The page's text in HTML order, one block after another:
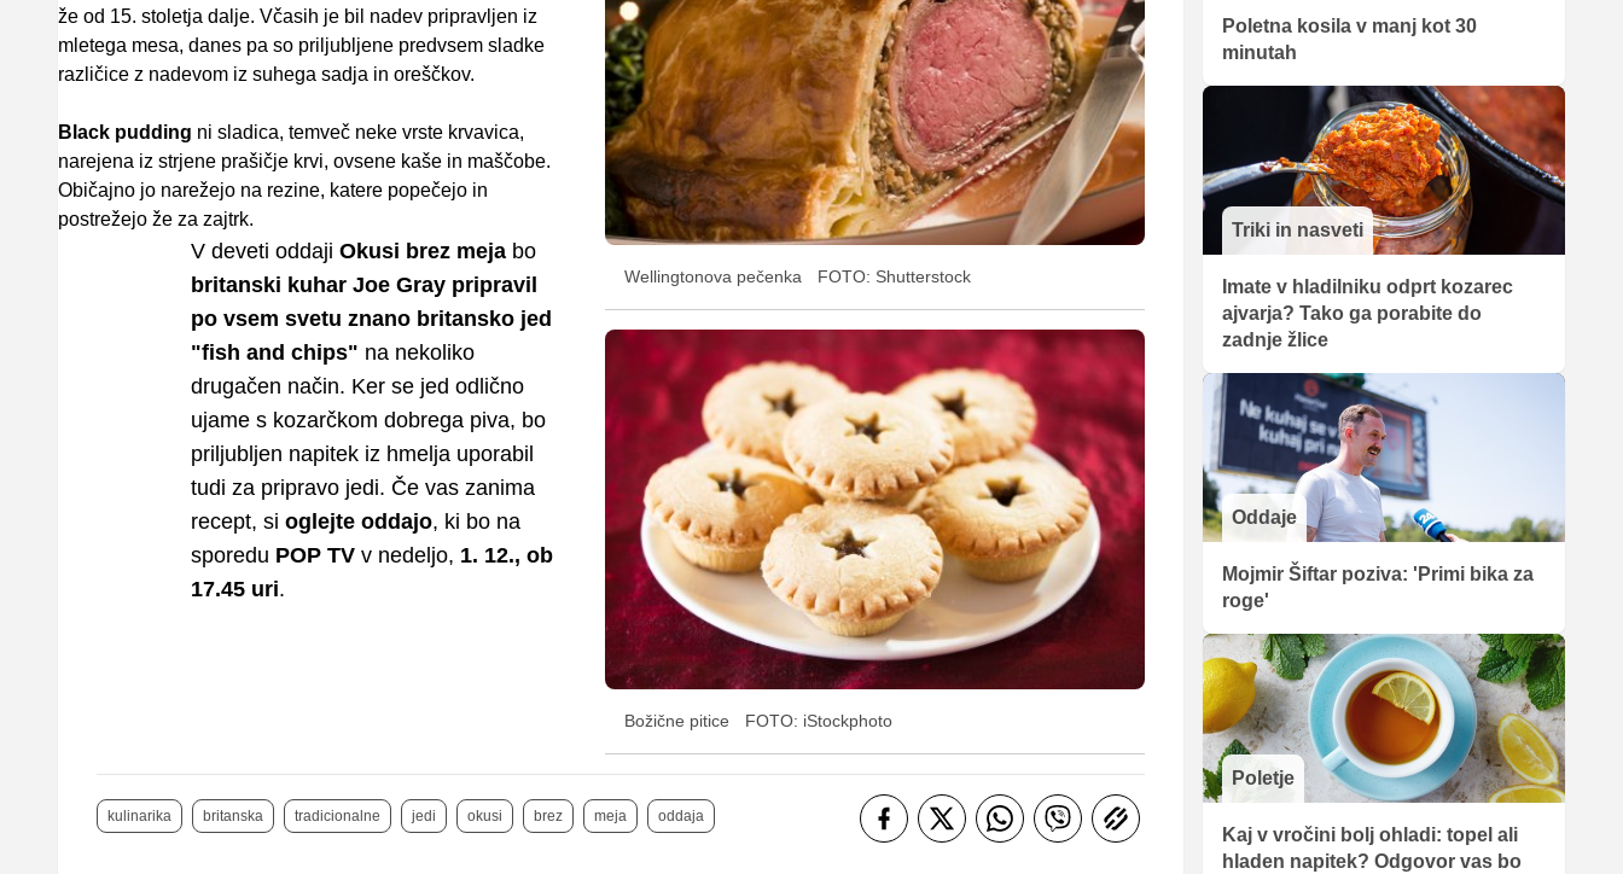
Wellingtonova pečenka FOTO: Shutterstock
Božične pitice FOTO: iStockphoto
že od 15. stoletja dalje. Včasih je bil nadev pripravljen iz
mletega mesa, danes pa so priljubljene predvsem sladke
različice z nadevom iz suhega sadja in oreščkov.
Black pudding ni sladica, temveč neke vrste krvavica,
narejena iz strjene prašičje krvi, ovsene kaše in maščobe.
Običajno jo narežejo na rezine, katere popečejo in
postrežejo že za zajtrk.
V deveti oddaji Okusi brez meja bo
britanski kuhar Joe Gray pripravil
po vsem svetu znano britansko jed
"fish and chips" na nekoliko
drugačen način. Ker se jed odlično
ujame s kozarčkom dobrega piva, bo
priljubljen napitek iz hmelja uporabil
tudi za pripravo jedi. Če vas zanima
recept, si oglejte oddajo, ki bo na
sporedu POP TV v nedeljo, 1. 12., ob
17.45 uri.
kulinarika britanska tradicionalne jedi okusi brez meja oddaja
Poletna kosila v manj kot 30
minutah
Triki in nasveti
Imate v hladilniku odprt kozarec
ajvarja? Tako ga porabite do
zadnje žlice
Oddaje
Mojmir Šiftar poziva: 'Primi bika za
roge'
Poletje
Kaj v vročini bolj ohladi: topel ali
hladen napitek? Odgovor vas bo